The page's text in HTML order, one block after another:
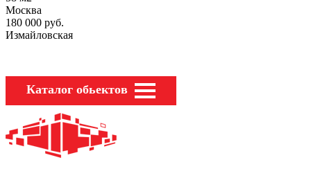
Москва
180 000 руб.
Измайловская
Каталог обьектов